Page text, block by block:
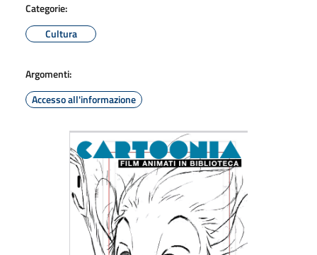
Categorie:
Cultura
Argomenti:
Accesso all'informazione